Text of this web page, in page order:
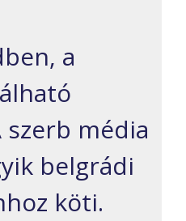
a
szerb média
belgrádi
köti.